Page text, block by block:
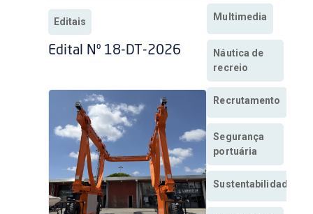
Editais
Edital Nº 18-DT-2026
Multimedia
Náutica de
recreio
Recrutamento
Segurança
portuária
Sustentabilidade